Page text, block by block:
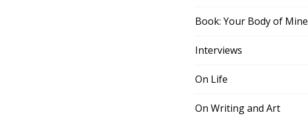
Book: Your Body of Mine
Interviews
On Life
On Writing and Art